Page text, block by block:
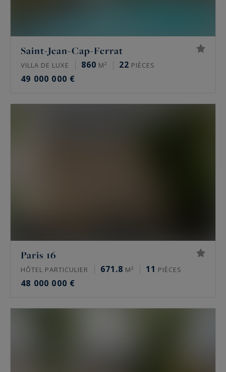
Saint-Jean-Cap-Ferrat
VILLA DE LUXE 860 M² 22 PIÈCES
49 000 000 €
Paris 16
HÔTEL PARTICULIER 671.8 M² 11 PIÈCES
48 000 000 €